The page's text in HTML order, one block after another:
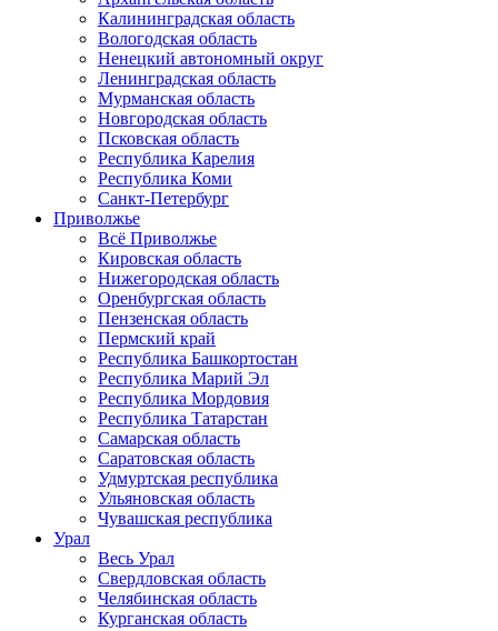
Калининградская область
Вологодская область
Ненецкий автономный округ
Ленинградская область
Мурманская область
Новгородская область
Псковская область
Республика Карелия
Республика Коми
Санкт-Петербург
Приволжье
Всё Приволжье
Кировская область
Нижегородская область
Оренбургская область
Пензенская область
Пермский край
Республика Башкортостан
Республика Марий Эл
Республика Мордовия
Республика Татарстан
Самарская область
Саратовская область
Удмуртская республика
Ульяновская область
Чувашская республика
Урал
Весь Урал
Свердловская область
Челябинская область
Курганская область